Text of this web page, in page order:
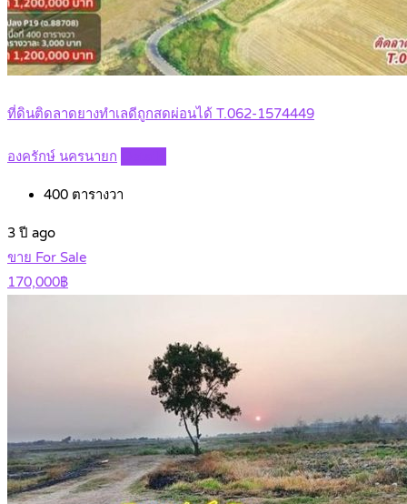
ที่ดินติดลาดยางทำเลดีถูกสดผ่อนได้ T.062-1574449
องครักษ์ นครนายก
400 ตารางวา
3 ปี ago
ขาย For Sale
170,000฿